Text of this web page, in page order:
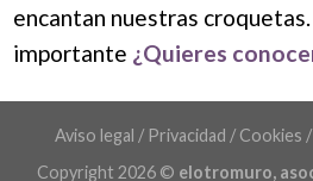
encantan nuestras
importante ¿Quieres
Aviso legal / Privacidad / Cookies /
Copyright 2026 © elotromuro,